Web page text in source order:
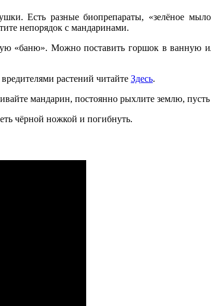
Есть разные биопрепараты, «зелёное
непорядок с мандаринами.
«баню». Можно поставить горшок в ванную
растений читайте Здесь.
мандарин, постоянно рыхлите землю,
чёрной ножкой и погибнуть.